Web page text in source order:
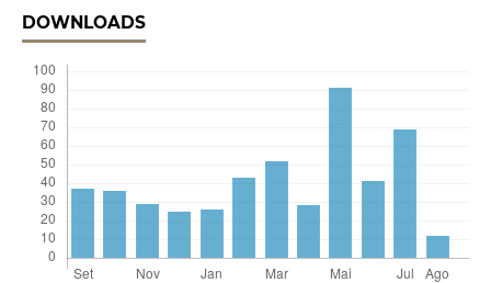
DOWNLOADS